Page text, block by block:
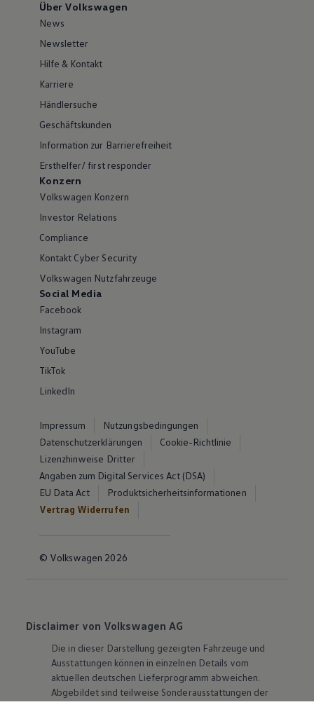
Über Volkswagen
News
Newsletter
Hilfe & Kontakt
Karriere
Händlersuche
Geschäftskunden
Information zur Barrierefreiheit
Ersthelfer/ first responder
Konzern
Volkswagen Konzern
Investor Relations
Compliance
Kontakt Cyber Security
Volkswagen Nutzfahrzeuge
Social Media
Facebook
Instagram
YouTube
TikTok
LinkedIn
Impressum
Nutzungsbedingungen
Datenschutzerklärungen
Cookie-Richtlinie
Lizenzhinweise Dritter
Angaben zum Digital Services Act (DSA)
EU Data Act
Produktsicherheitsinformationen
Vertrag Widerrufen
© Volkswagen 2026
Disclaimer von Volkswagen AG
Die in dieser Darstellung gezeigten Fahrzeuge und
Ausstattungen können in einzelnen Details vom
aktuellen deutschen Lieferprogramm abweichen.
Abgebildet sind teilweise Sonderausstattungen der